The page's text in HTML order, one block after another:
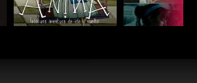
ESCUCHAR